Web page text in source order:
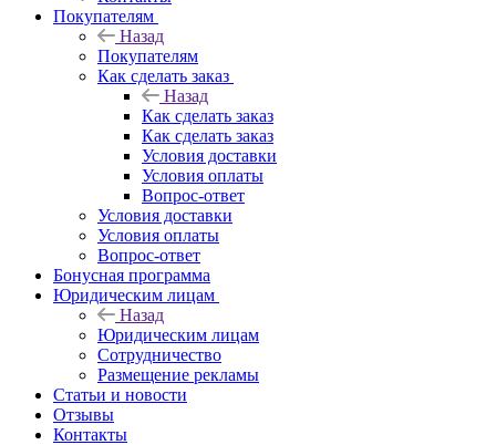
Покупателям
Назад
Покупателям
Как сделать заказ
Назад
Как сделать заказ
Как сделать заказ
Условия доставки
Условия оплаты
Вопрос-ответ
Условия доставки
Условия оплаты
Вопрос-ответ
Бонусная программа
Юридическим лицам
Назад
Юридическим лицам
Сотрудничество
Размещение рекламы
Статьи и новости
Отзывы
Контакты